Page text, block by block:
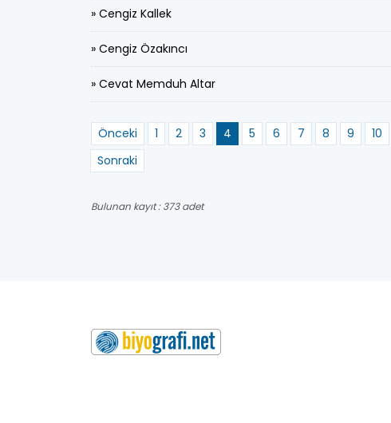
» Cengiz Kallek
» Cengiz Özakıncı
» Cevat Memduh Altar
Önceki 1 2 3 4 5 6 7 8 9 10
Sonraki
Bulunan kayıt : 373 adet